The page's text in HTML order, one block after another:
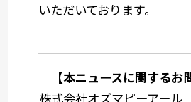
いただいております。
【本ニュースに関するお
株式会社オズマピーアー